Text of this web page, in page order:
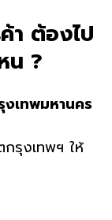
า ต้องไป
น ?
งเทพมหานคร
รุงเทพฯ ให้